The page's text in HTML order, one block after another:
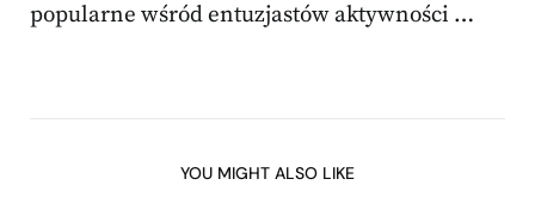
popularne wśród entuzjastów aktywności …
YOU MIGHT ALSO LIKE